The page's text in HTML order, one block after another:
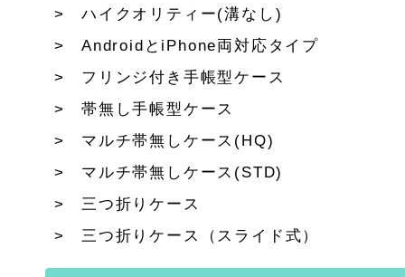
ハイクオリティー(溝なし)
AndroidとiPhone両対応タイプ
フリンジ付き手帳型ケース
帯無し手帳型ケース
マルチ帯無しケース(HQ)
マルチ帯無しケース(STD)
三つ折りケース
三つ折りケース（スライド式）